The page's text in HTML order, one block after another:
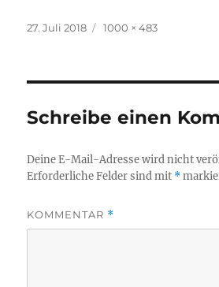
Veröffentlicht
27. Juli 2018
Volle
1000 × 483
Schreibe einen
Deine E-Mail-Adresse wird nicht
Erforderliche Felder sind mit *
KOMMENTAR *